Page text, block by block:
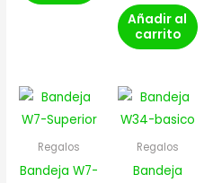
Añadir al
carrito
Regalos
Bandeja W7-
Regalos
Bandeja